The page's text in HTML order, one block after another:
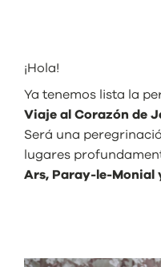
¡Hola!
Ya tenemos lista la
Viaje al Corazón de
Será una
lugares
Ars, Paray-le-Monial